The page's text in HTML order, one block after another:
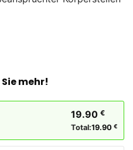
mehr!
19.90 €
Total:19.90 €